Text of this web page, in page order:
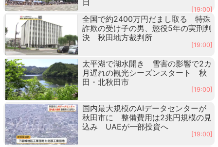
[19:00]
全国で約2400万円だまし取る 特殊
詐欺の受け子の男、懲役5年の実刑判
決 秋田地方裁判所
[19:00]
太平湖で湖水開き 雪害の影響で2カ
月遅れの観光シーズンスタート 秋
田・北秋田市
[19:00]
国内最大規模のAIデータセンターが
秋田市に 整備費用は2兆円規模の見
込み UAEが一部投資へ
[19:00]